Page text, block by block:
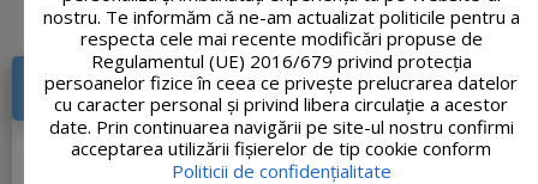
DOCUMENTE RECENTE
Publicație de căsătorie din 03.08.2026
3 august, 2026 1 document
nostru. Te informăm că ne-am actualizat politicile pentru a
respecta cele mai recente modificări propuse de
Regulamentul (UE) 2016/679 privind protecția
persoanelor fizice în ceea ce privește prelucrarea datelor
cu caracter personal și privind libera circulație a acestor
date. Prin continuarea navigării pe site-ul nostru confirmi
acceptarea utilizării fişierelor de tip cookie conform
Politicii de confidențialitate